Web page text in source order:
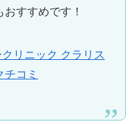
すすめです！
リニック クラリス
コミ